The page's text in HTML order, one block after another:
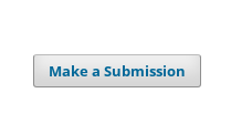
Make a Submission